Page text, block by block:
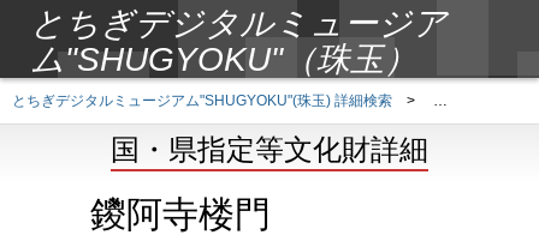
とちぎデジタルミュージア
ム"SHUGYOKU"（珠玉）
とちぎデジタルミュージアム"SHUGYOKU"(珠玉) 詳細検索 > 国・県指定等文
国・県指定等文化財詳細
鑁阿寺楼門